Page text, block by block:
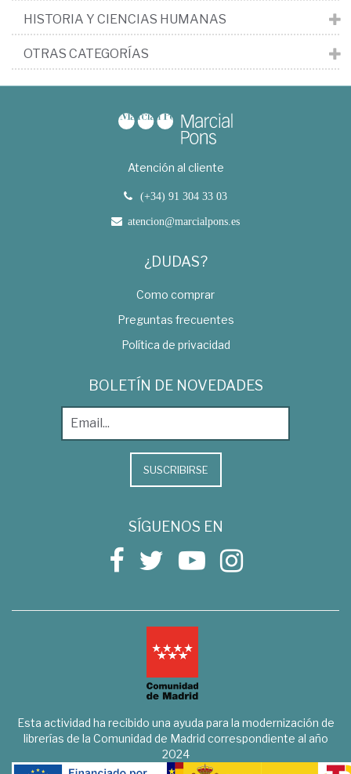
HISTORIA Y CIENCIAS HUMANAS
OTRAS CATEGORÍAS
Atención al cliente
(+34) 91 304 33 03
atencion@marcialpons.es
¿DUDAS?
Como comprar
Preguntas frecuentes
Política de privacidad
BOLETÍN DE NOVEDADES
SUSCRIBIRSE
SÍGUENOS EN
Esta actividad ha recibido una ayuda para la modernización de
librerías de la Comunidad de Madrid correspondiente al año
2024